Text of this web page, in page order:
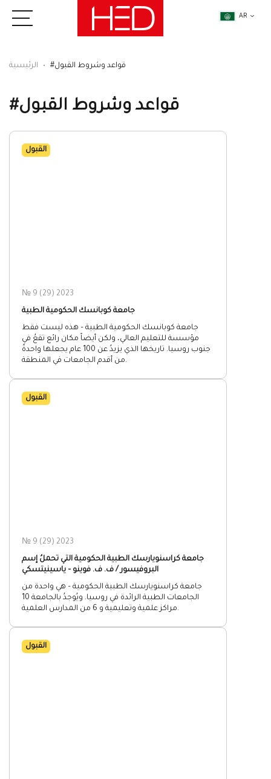
AR
الرئيسية #قواعد وشروط القبول
#قواعد وشروط القبول
القبول
№ 9 (29) 2023
جامعة كوبانسك الحكومية الطبية
جامعة كوبانسك الحكومية الطبية – هذه ليست فقط
مؤسسة للتعليم العالي، ولكن أيضاً مكان رائع تقعُ في
جنوب روسيا. تاريخها الذي يزيدُ عن 100 عام يجعلها واحدةً
من أقدم الجامعات في المنطقة.
القبول
№ 9 (29) 2023
جامعة كراسنويارسك الطبية الحكومية التي تحملُ إسم
البروفيسور / ف. ف. فوينو – ياسينيتسكي
جامعة كراسنويارسك الطبية الحكومية – هي واحدة من
الجامعات الطبية الرائدة في روسيا. ويُوجدُ بالجامعة 10
مراكز علمية وتعليمية و 6 من المدارس العلمية.
القبول